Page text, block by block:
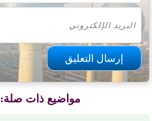
مواضيع ذات صلة: